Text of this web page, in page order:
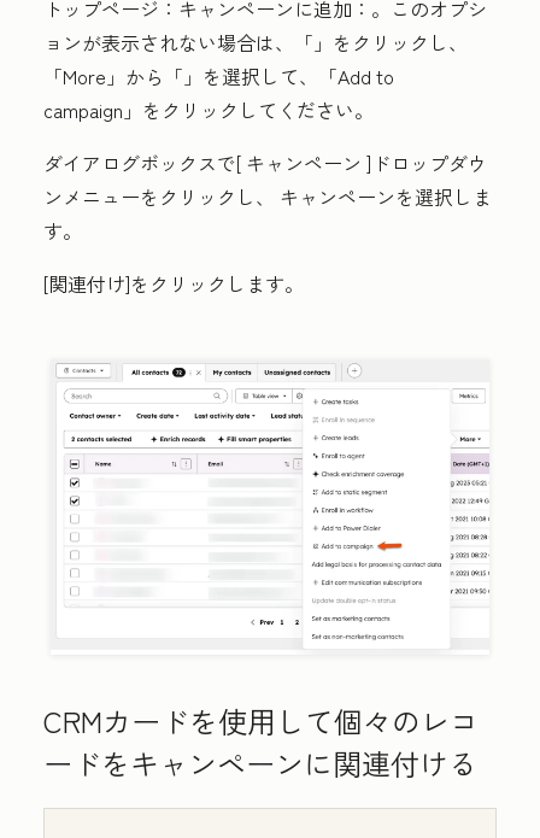
トップページ： キャンペーンに追加： 。このオプシ
ョンが表示されない場合は、「 」をクリックし、
「More 」から「 」を選択して、「Add to
campaign 」をクリックしてください。
ダイアログボックスで[ キャンペーン ]ドロップダウ
ンメニューをクリックし、 キャンペーンを選択しま
す。
[関連付け]をクリックします。
CRMカードを使用して個々のレコ
ードをキャンペーンに関連付ける